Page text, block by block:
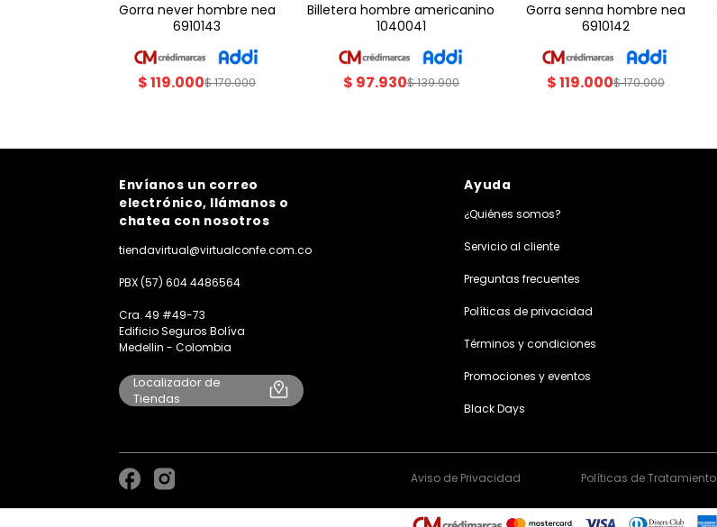
gorra never hombre nea
6910143
$119.000$170.000
billetera hombre americanino
1040041
$ 97.930$139.900
gorra senna hombre nea
6910142
$119.000$170.000
Envíanos un correo
electrónico, llámanos o
chatea con nosotros
tiendavirtual@virtualconfe.com.co
PBX (57) 604 4486564
Cra. 49 #49-73
Edificio Seguros Bolíva
Medellin - Colombia
Localizador de
Tiendas
Ayuda
¿Quiénes somos?
Servicio al cliente
Preguntas frecuentes
Políticas de privacidad
Términos y condiciones
Promociones y eventos
Black Days
Aviso de Privacidad Políticas de Tratamiento